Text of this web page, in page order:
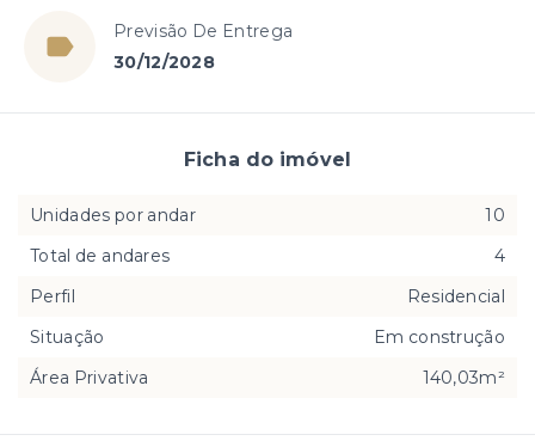
Previsão De Entrega
30/12/2028
Ficha do imóvel
Unidades por andar
10
Total de andares
4
Perfil
Residencial
Situação
Em construção
Área Privativa
140,03m²